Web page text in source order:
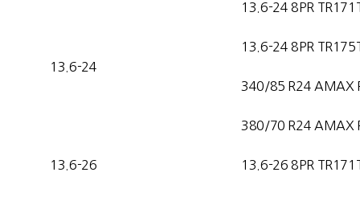
13.6-24
13.6-24 8PR
13.6-24 8PR
340/85 R24 AMAX
380/70 R24 AMAX
13.6-26 13.6-26 8PR